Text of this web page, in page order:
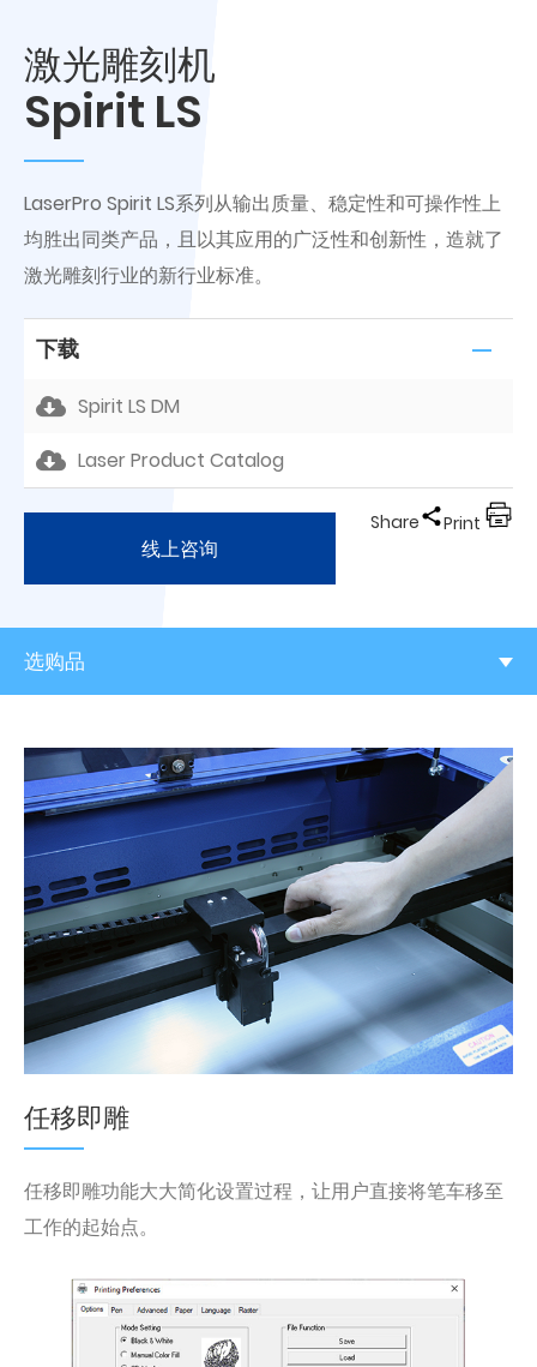
激光雕刻机
Spirit LS
LaserPro Spirit LS系列从输出质量、稳定性和可操作性上
均胜出同类产品，且以其应用的广泛性和创新性，造就了
激光雕刻行业的新行业标准。
下载
Spirit LS DM
Laser Product Catalog
线上咨询
Share Print
选购品
任移即雕
任移即雕功能大大简化设置过程，让用户直接将笔车移至
工作的起始点。